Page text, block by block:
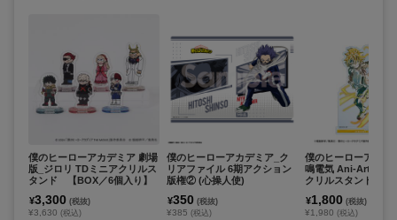
僕のヒーローアカデミア 劇場
版_ジロリ TDミニアクリルス
タンド 【BOX／6個入り】
¥3,300 (税抜)
¥3,630 (税込)
僕のヒーローアカデミア_ク
リアファイル 6期アクション
版権② (心操人使)
¥350 (税抜)
¥385 (税込)
僕のヒーローアカデ
鳴電気 Ani-Art 第5
クリルスタンド
¥1,800 (税抜)
¥1,980 (税込)